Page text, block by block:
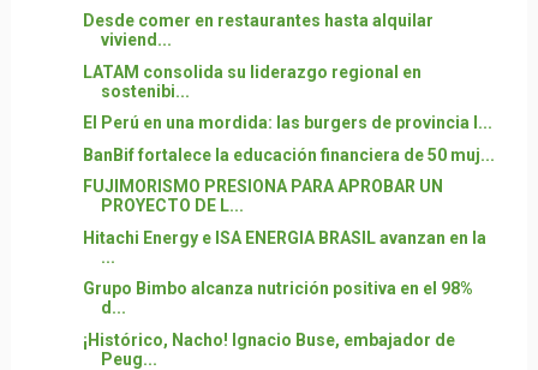
Desde comer en restaurantes hasta alquilar
viviend...
LATAM consolida su liderazgo regional en
sostenibi...
El Perú en una mordida: las burgers de provincia l...
BanBif fortalece la educación financiera de 50 muj...
FUJIMORISMO PRESIONA PARA APROBAR UN
PROYECTO DE L...
Hitachi Energy e ISA ENERGIA BRASIL avanzan en la
...
Grupo Bimbo alcanza nutrición positiva en el 98%
d...
¡Histórico, Nacho! Ignacio Buse, embajador de
Peug...